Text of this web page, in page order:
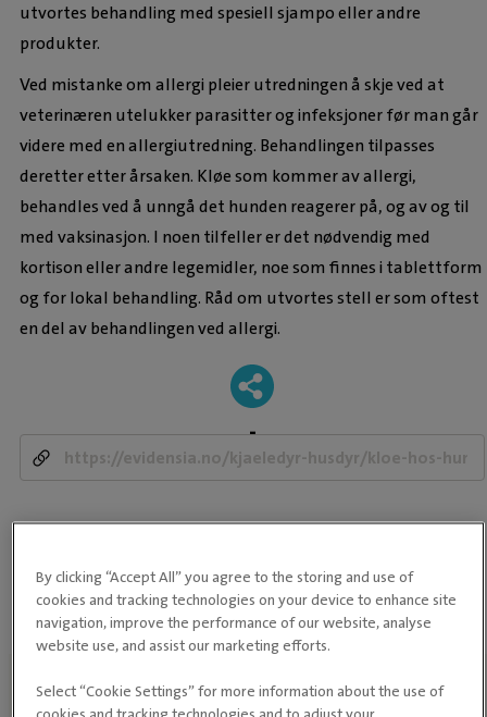
utvortes behandling med spesiell sjampo eller andre
produkter.
Ved mistanke om allergi pleier utredningen å skje ved at
veterinæren utelukker parasitter og infeksjoner før man går
videre med en allergiutredning. Behandlingen tilpasses
deretter etter årsaken. Kløe som kommer av allergi,
behandles ved å unngå det hunden reagerer på, og av og til
med vaksinasjon. I noen tilfeller er det nødvendig med
kortison eller andre legemidler, noe som finnes i tablettform
og for lokal behandling. Råd om utvortes stell er som oftest
en del av behandlingen ved allergi.
-
By clicking “Accept All” you agree to the storing and use of
cookies and tracking technologies on your device to enhance site
navigation, improve the performance of our website, analyse
website use, and assist our marketing efforts.
Select “Cookie Settings” for more information about the use of